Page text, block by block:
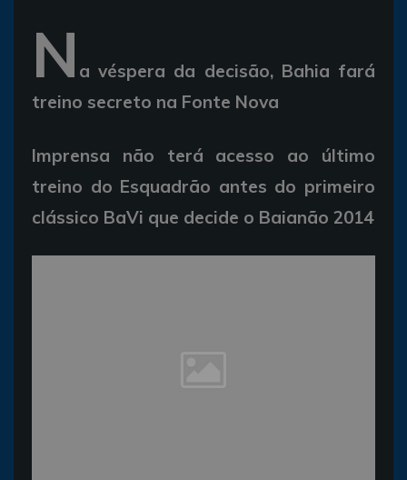
N a véspera da decisão, Bahia fará
treino secreto na Fonte Nova
Imprensa não terá acesso ao último
treino do Esquadrão antes do primeiro
clássico BaVi que decide o Baianão 2014